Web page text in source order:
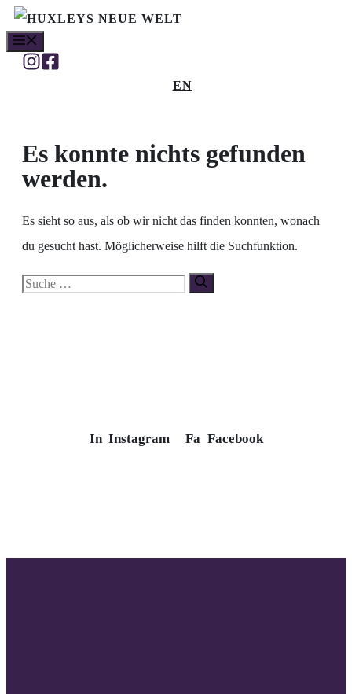
Zum
Inhalt
springen
EN
Es konnte nichts gefunden
werden.
Es sieht so aus, als ob wir nicht das finden konnten, wonach
du gesucht hast. Möglicherweise hilft die Suchfunktion.
Suche
In Instagram Fa Facebook